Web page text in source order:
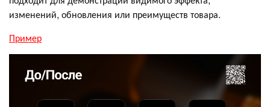
изменений, обновления или преимуществ товара.
Пример